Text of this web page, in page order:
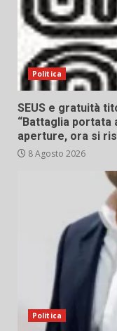
Politica
SEUS e gratuità
“Battaglia portata
aperture, ora si
8 Agosto 2026
Politica